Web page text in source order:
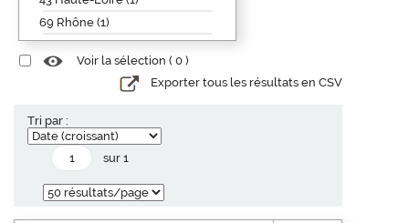
69 Rhône (1)
Voir la sélection ( 0 )
Exporter tous les résultats en CSV
Tri par :
sur 1